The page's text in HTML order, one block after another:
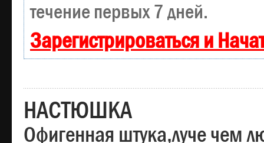
течение первых 7 дней.
Зарегистрироваться и
НАСТЮШКА
Офигенная штука,луче чем